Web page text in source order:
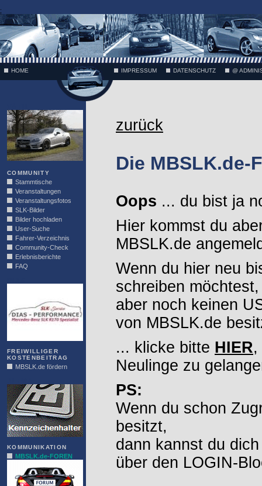
;
HOME IMPRESSUM DATENSCHUTZ @
COMMUNITY
Stammtische
Veranstaltungen
Veranstaltungsfotos
SLK-Bilder
Bilder hochladen
User-Suche
Fahrer-Verzeichnis
Community-Check
Erlebnisberichte
FAQ
FREIWILLIGER
KOSTENBEITRAG
MBSLK.de fördern
KOMMUNIKATION
MBSLK.de-FOREN
zurück
Die MBSLK.de-
Oops ... du bist ja
Hier kommst du
MBSLK.de
Wenn du hier neu
schreiben möchtest,
aber noch keinen
von MBSLK.de
... klicke bitte HIER,
Neulinge zu
PS:
Wenn du schon
besitzt,
dann kannst du
über den LOGIN-